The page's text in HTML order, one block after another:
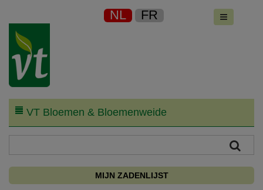
NL FR
VT Bloemen & Bloemenweide
MIJN ZADENLIJST